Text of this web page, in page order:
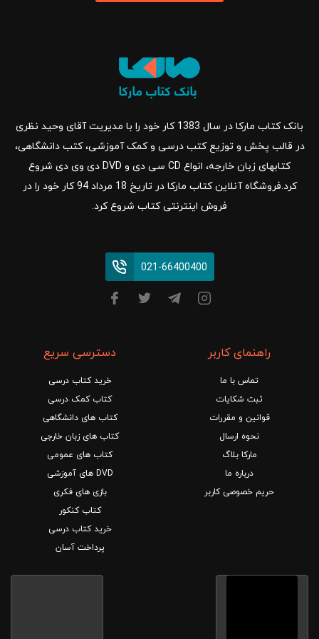
بانک کتاب مارکا در سال 1383 کار خود را با مدیریت آقای وحید نظری
در قالب پخش و توزیع کتب درسی و کمک آموزشی، کتب دانشگاهی،
کتابهای زبان خارجه، انواع CD سی دی و DVD دی وی دی شروع
کرد.فروشگاه آنلاین کتاب مارکا در تاریخ 18 مرداد 94 کار خود را در
فروش اینترنتی کتاب شروع کرد.
021-66400400
راهنمای کاربر
تماس با ما
ثبت شکایات
قوانین و مقررات
نحوه ارسال
مارکا بلاگ
درباره ما
حریم خصوصی کاربر
دسترسی سریع
خرید کتاب درسی
کتاب کمک درسی
کتاب های دانشگاهی
کتاب های زبان خارجی
کتاب های عمومی
DVD های آموزشی
بازی های فکری
کتاب کنکور
خرید کتاب درسی
پرداخت آسان